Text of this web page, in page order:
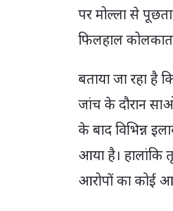
पर मोल्ला से
फिलहाल
बताया जा रहा है
जांच के दौरान
के बाद विभिन्न
आया है। हालांकि
आरोपों का कोई